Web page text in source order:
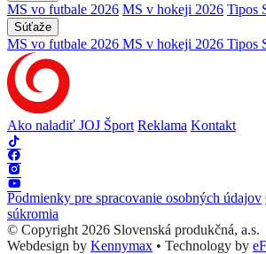
MS vo futbale 2026 MS v hokeji 2026 Tipos
Súťaže
MS vo futbale 2026 MS v hokeji 2026 Tipos
Ako naladiť JOJ Šport Reklama Kontakt
Podmienky pre spracovanie osobných údajov
súkromia
© Copyright 2026 Slovenská produkčná, a.s.
Webdesign by Kennymax • Technology by